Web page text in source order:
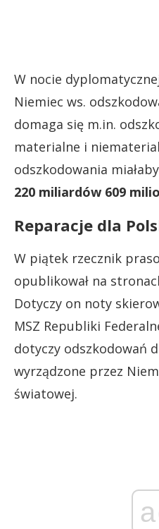
W nocie
Niemiec ws.
domaga się m.in.
materialne i
odszkodowania
220 miliardów 609
Reparacje dla
W piątek rzecznik
opublikował na
Dotyczy on noty
MSZ Republiki
dotyczy odszkodowań
wyrządzone przez
światowej.